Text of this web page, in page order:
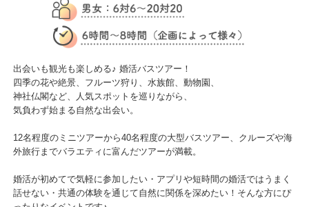
出会いも観光も楽しめる♪ 婚活バスツアー！
四季の花や絶景、フルーツ狩り、水族館、動物園、
神社仏閣など、人気スポットを巡りながら、
気負わず始まる自然な出会い。
12名程度のミニツアーから40名程度の大型バスツアー、クルーズや海
外旅行までバラエティに富んだツアーが満載。
婚活が初めてで気軽に参加したい・アプリや短時間の婚活ではうまく
話せない・共通の体験を通じて自然に関係を深めたい！そんな方にぴ